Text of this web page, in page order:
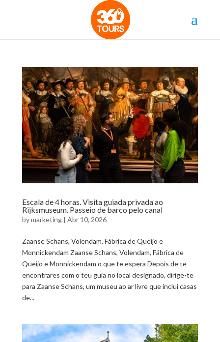
Escala de 4 horas. Visita guiada privada ao
Rijksmuseum. Passeio de barco pelo canal
bymarketing| Abr 10, 2026
Zaanse Schans, Volendam, Fábrica de Queijo e
Monnickendam Zaanse Schans, Volendam, Fábrica de
Queijo e Monnickendam o que te espera Depois de te
encontrares com o teu guia no local designado, dirige-te
para Zaanse Schans, um museu ao ar livre que inclui casas
de...